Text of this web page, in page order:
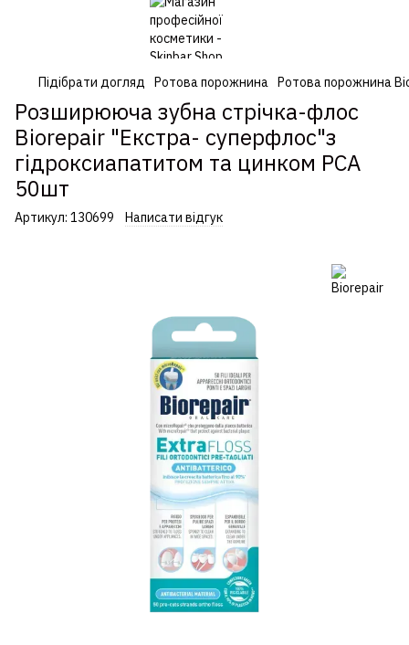
Підібрати догляд Ротова порожнина Ротова порожнина
Розширююча зубна стрічка-флос
Biorepair "Екстра- суперфлос"з
гідроксиапатитом та цинком РСА
50шт
Артикул: 130699 Написати відгук